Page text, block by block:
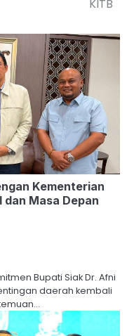
KITB
Kementerian
dan Masa Depan
Bupati Siak Dr. Afni
daerah kembali